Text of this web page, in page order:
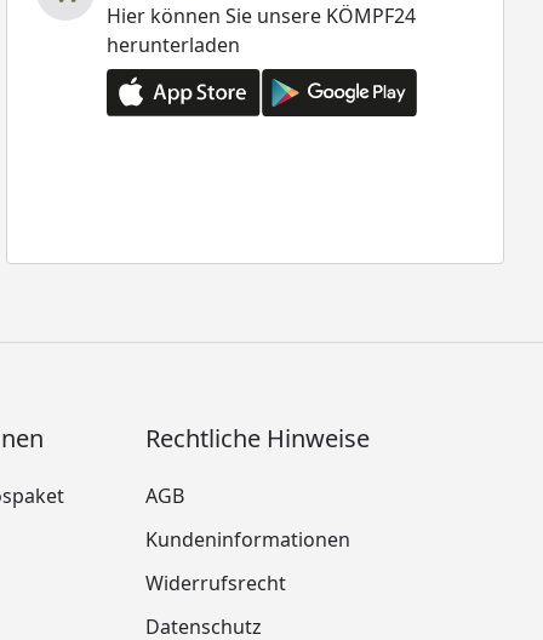
Hier können Sie unsere KÖMPF24
herunterladen
Rechtliche Hinweise
AGB
Kundeninformationen
Widerrufsrecht
Datenschutz